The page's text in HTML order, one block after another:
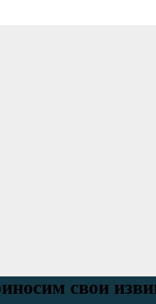
свои